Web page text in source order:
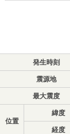
発生時刻
震源地
最大震度
位置
緯度
経度